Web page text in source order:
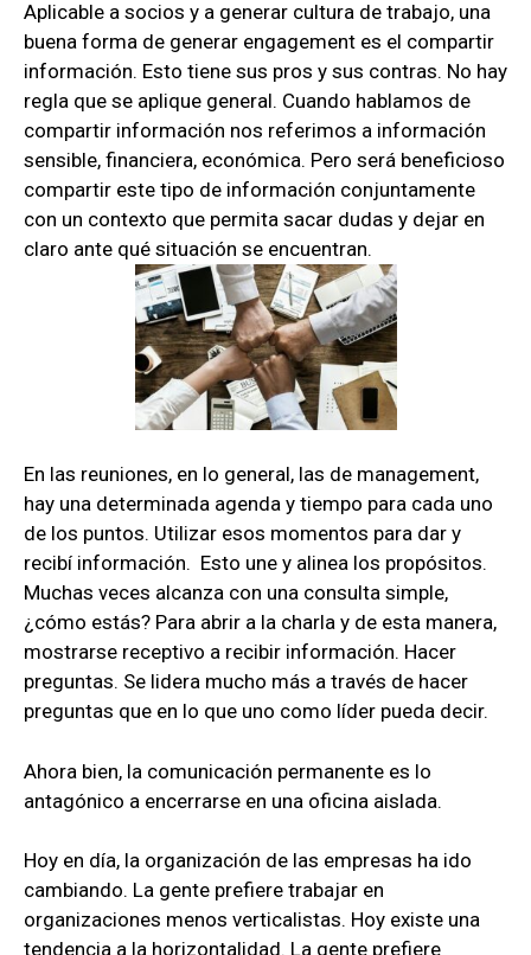
Aplicable a socios y a generar cultura de trabajo, una
buena forma de generar engagement es el compartir
información. Esto tiene sus pros y sus contras. No hay
regla que se aplique general. Cuando hablamos de
compartir información nos referimos a información
sensible, financiera, económica. Pero será beneficioso
compartir este tipo de información conjuntamente
con un contexto que permita sacar dudas y dejar en
claro ante qué situación se encuentran.
En las reuniones, en lo general, las de management,
hay una determinada agenda y tiempo para cada uno
de los puntos. Utilizar esos momentos para dar y
recibí información. Esto une y alinea los propósitos.
Muchas veces alcanza con una consulta simple,
¿cómo estás? Para abrir a la charla y de esta manera,
mostrarse receptivo a recibir información. Hacer
preguntas. Se lidera mucho más a través de hacer
preguntas que en lo que uno como líder pueda decir.
Ahora bien, la comunicación permanente es lo
antagónico a encerrarse en una oficina aislada.
Hoy en día, la organización de las empresas ha ido
cambiando. La gente prefiere trabajar en
organizaciones menos verticalistas. Hoy existe una
tendencia a la horizontalidad. La gente prefiere